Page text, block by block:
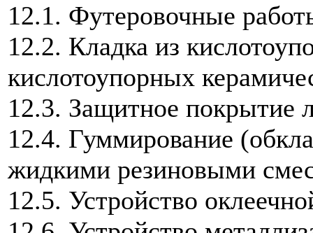
12.1. Футеровочные
12.2. Кладка из
кислотоупорных
12.3. Защитное покрытие
12.4. Гуммирование
жидкими резиновыми
12.5. Устройство